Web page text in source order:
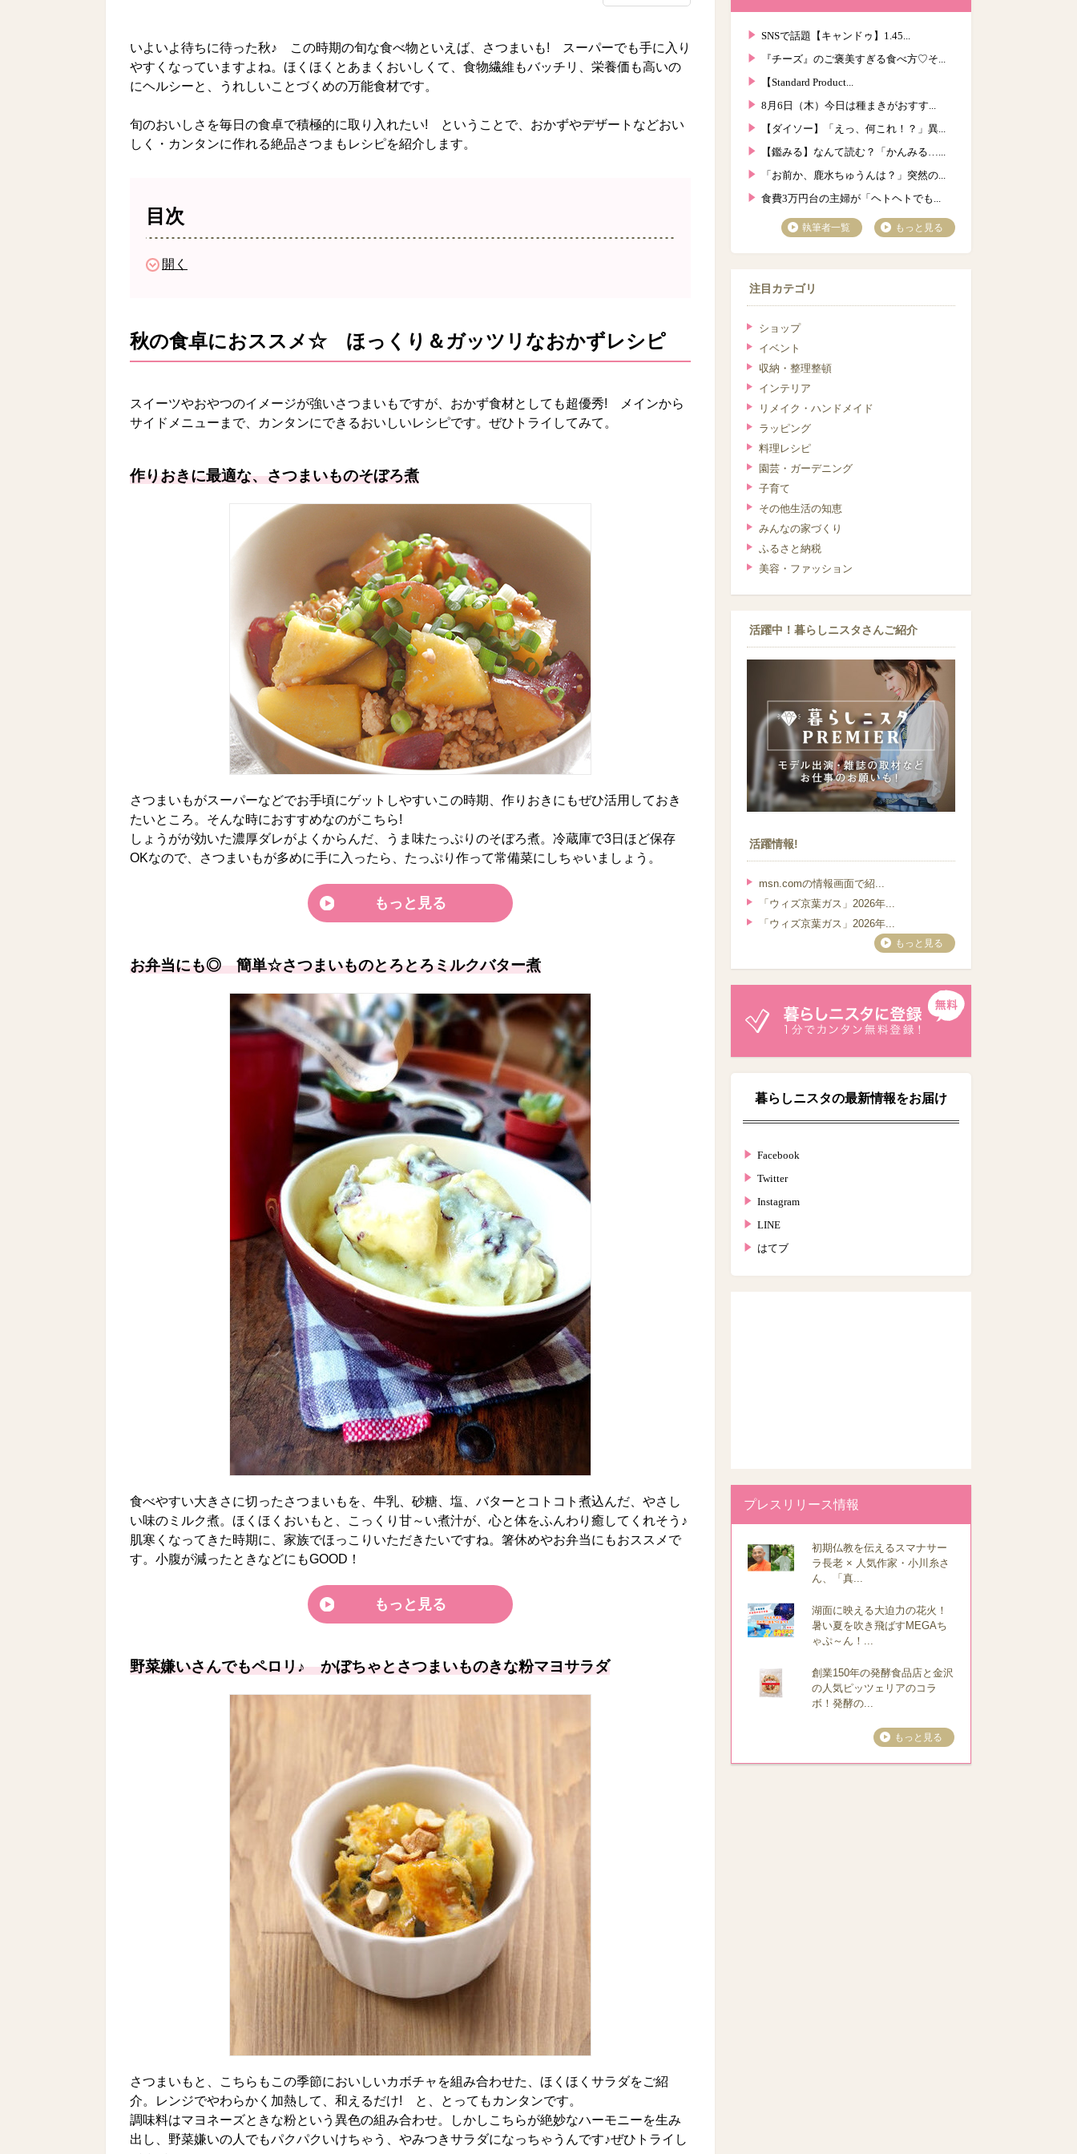
いよいよ待ちに待った秋♪ この時期の旬な食べ物といえば、さつまいも! スーパーでも手に入り
やすくなっていますよね。ほくほくとあまくおいしくて、食物繊維もバッチリ、栄養価も高いの
にヘルシーと、うれしいことづくめの万能食材です。
旬のおいしさを毎日の食卓で積極的に取り入れたい! ということで、おかずやデザートなどおい
しく・カンタンに作れる絶品さつまもレシピを紹介します。
目次
開く
秋の食卓におススメ☆ ほっくり＆ガッツリなおかずレシピ
スイーツやおやつのイメージが強いさつまいもですが、おかず食材としても超優秀! メインから
サイドメニューまで、カンタンにできるおいしいレシピです。ぜひトライしてみて。
作りおきに最適な、さつまいものそぼろ煮
さつまいもがスーパーなどでお手頃にゲットしやすいこの時期、作りおきにもぜひ活用しておき
たいところ。そんな時におすすめなのがこちら!
しょうがが効いた濃厚ダレがよくからんだ、うま味たっぷりのそぼろ煮。冷蔵庫で3日ほど保存
OKなので、さつまいもが多めに手に入ったら、たっぷり作って常備菜にしちゃいましょう。
もっと見る
お弁当にも◎ 簡単☆さつまいものとろとろミルクバター煮
食べやすい大きさに切ったさつまいもを、牛乳、砂糖、塩、バターとコトコト煮込んだ、やさし
い味のミルク煮。ほくほくおいもと、こっくり甘～い煮汁が、心と体をふんわり癒してくれそう♪
肌寒くなってきた時期に、家族でほっこりいただきたいですね。箸休めやお弁当にもおススメで
す。小腹が減ったときなどにもGOOD！
もっと見る
野菜嫌いさんでもペロリ♪ かぼちゃとさつまいものきな粉マヨサラダ
さつまいもと、こちらもこの季節においしいカボチャを組み合わせた、ほくほくサラダをご紹
介。レンジでやわらかく加熱して、和えるだけ! と、とってもカンタンです。
調味料はマヨネーズときな粉という異色の組み合わせ。しかしこちらが絶妙なハーモニーを生み
出し、野菜嫌いの人でもパクパクいけちゃう、やみつきサラダになっちゃうんです♪ぜひトライし
SNSで話題【キャンドゥ】1.45...
『チーズ』のご褒美すぎる食べ方♡そ...
【Standard Product...
8月6日（木）今日は種まきがおすす...
【ダイソー】「えっ、何これ！？」異...
【鑑みる】なんて読む？「かんみる…...
「お前か、鹿水ちゅうんは？」突然の...
食費3万円台の主婦が「ヘトヘトでも...
執筆者一覧 もっと見る
注目カテゴリ
ショップ
イベント
収納・整理整頓
インテリア
リメイク・ハンドメイド
ラッピング
料理レシピ
園芸・ガーデニング
子育て
その他生活の知恵
みんなの家づくり
ふるさと納税
美容・ファッション
活躍中！暮らしニスタさんご紹介
活躍情報!
msn.comの情報画面で紹...
「ウィズ京葉ガス」2026年...
「ウィズ京葉ガス」2026年...
もっと見る
暮らしニスタの最新情報をお届け
Facebook
Twitter
Instagram
LINE
はてブ
プレスリリース情報
初期仏教を伝えるスマナサー
ラ長老 × 人気作家・小川糸さ
ん、「真...
湖面に映える大迫力の花火！
暑い夏を吹き飛ばすMEGAち
ゃぷ～ん！...
創業150年の発酵食品店と金沢
の人気ピッツェリアのコラ
ボ！発酵の...
もっと見る